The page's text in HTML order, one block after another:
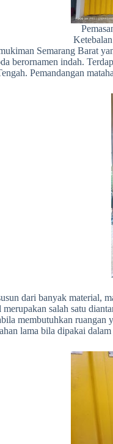
Semarang Barat
berornamen indah.
Pemandangan
dari banyak material,
salah satu
membutuhkan
lama bila dipakai